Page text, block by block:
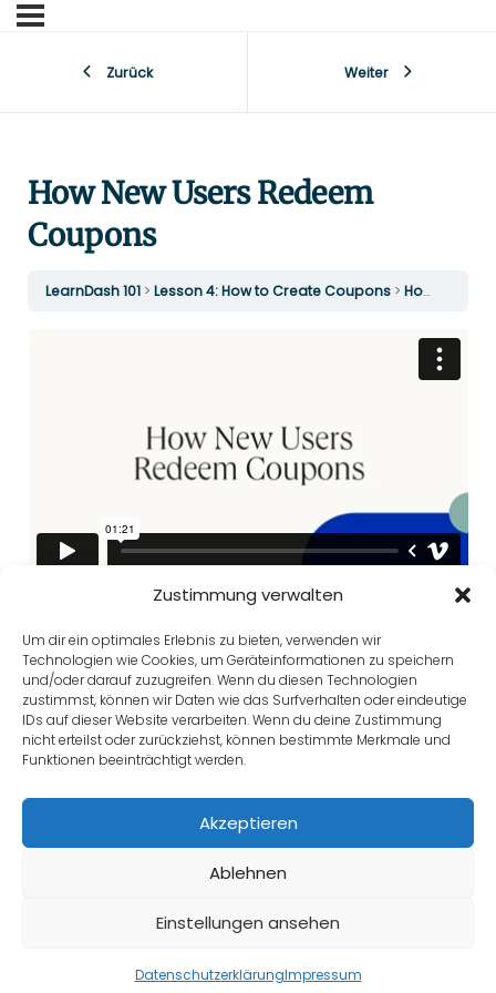
Zustimmung verwalten
Um dir ein optimales Erlebnis zu bieten, verwenden wir
Technologien wie Cookies, um Geräteinformationen zu speichern
und/oder darauf zuzugreifen. Wenn du diesen Technologien
zustimmst, können wir Daten wie das Surfverhalten oder eindeutige
IDs auf dieser Website verarbeiten. Wenn du deine Zustimmung
nicht erteilst oder zurückziehst, können bestimmte Merkmale und
Funktionen beeinträchtigt werden.
Akzeptieren
Ablehnen
Einstellungen ansehen
DatenschutzerklärungImpressum
Zurück Weiter
How New Users Redeem
Coupons
LearnDash 101 Lesson 4: How to Create Coupons How New Users Redeem Coupons
Zurück
Zurück zu Lektion
Weiter